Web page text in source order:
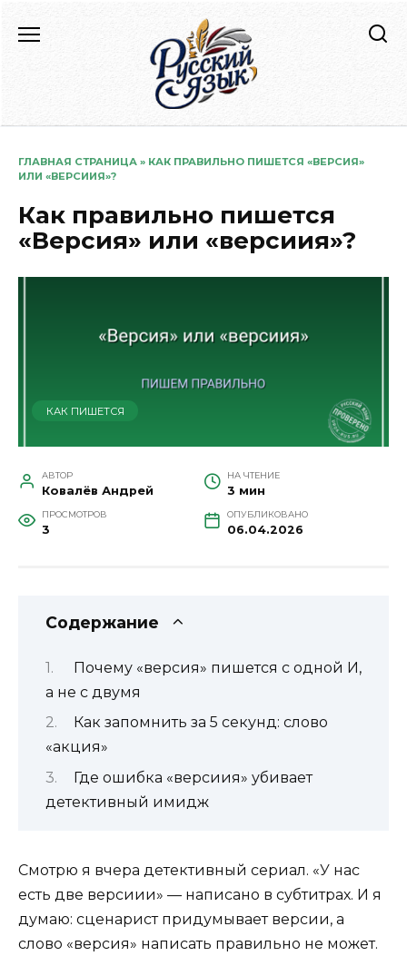
содержанию
ГЛАВНАЯ СТРАНИЦА » КАК ПРАВИЛЬНО ПИШЕТСЯ «ВЕРСИЯ»
ИЛИ «ВЕРСИИЯ»?
Как правильно пишется
«Версия» или «версиия»?
КАК ПИШЕТСЯ
АВТОР
Ковалёв Андрей
НА ЧТЕНИЕ
3 мин
ПРОСМОТРОВ
3
ОПУБЛИКОВАНО
06.04.2026
Содержание
Почему «версия» пишется с одной И,
а не с двумя
Как запомнить за 5 секунд: слово
«акция»
Где ошибка «версиия» убивает
детективный имидж
Смотрю я вчера детективный сериал. «У нас
есть две версиии» — написано в субтитрах. И я
думаю: сценарист придумывает версии, а
слово «версия» написать правильно не может.